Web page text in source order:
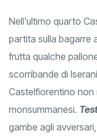
Nell'ultimo quarto
partita sulla bagarre
frutta qualche
scorribande di
Castelfiorentino non
monsummanesi.
gambe agli